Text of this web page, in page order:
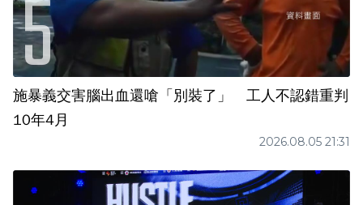
施暴義交害腦出血還嗆「別裝了」 工人不認錯重判
10年4月
2026.08.05 21:31